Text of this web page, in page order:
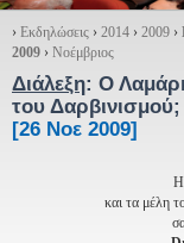
› Εκδηλώσεις › 2014 › 2009 ›
2009 › Νοέμβριος
Διάλεξη: Ο
του Δαρβινισμού;
[26 Νοε 2009]
Η
και τα μέλη